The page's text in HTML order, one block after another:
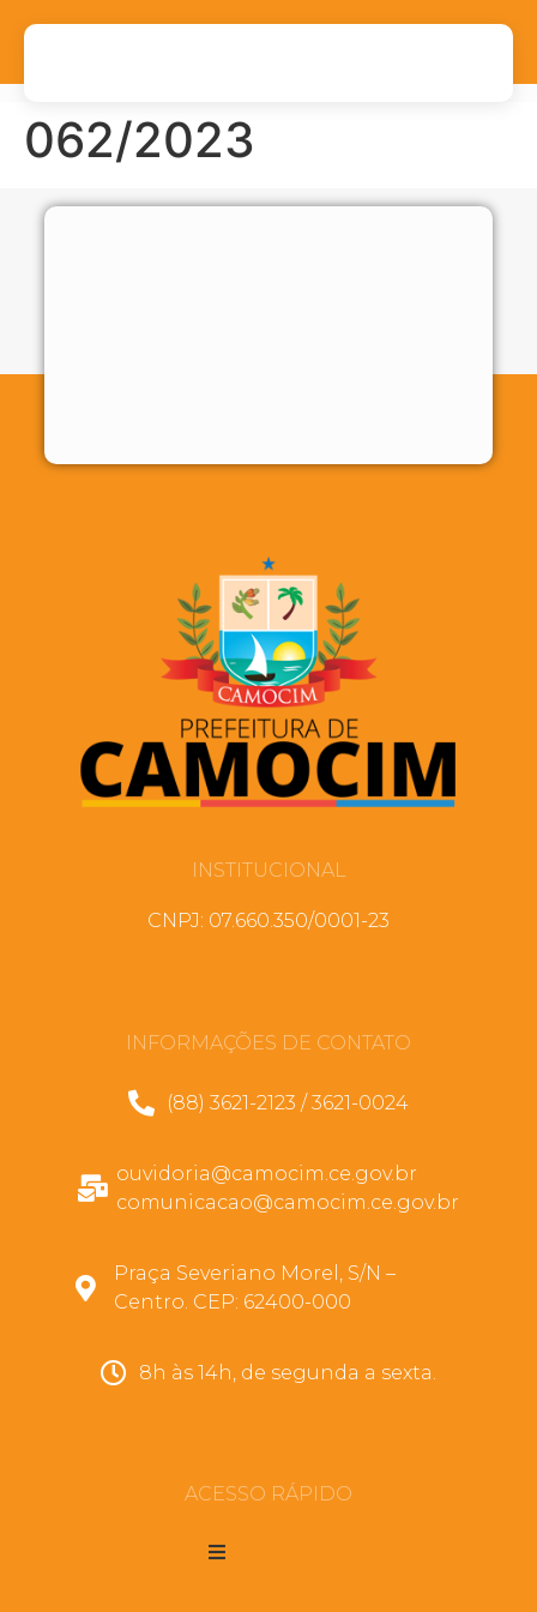
062/2023
INSTITUCIONAL
CNPJ: 07.660.350/0001-23
INFORMAÇÕES DE CONTATO
(88) 3621-2123 / 3621-0024
ouvidoria@camocim.ce.gov.br
comunicacao@camocim.ce.gov.br
Praça Severiano Morel, S/N –
Centro. CEP: 62400-000
8h às 14h, de segunda a sexta.
ACESSO RÁPIDO